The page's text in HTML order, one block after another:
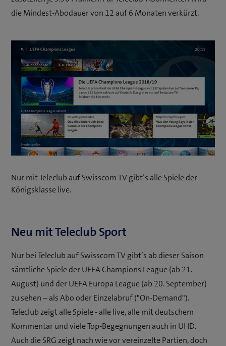
die Mindest-Abodauer von 12 auf 6 Monaten verkürzt.
Nur mit Teleclub auf Swisscom TV gibt’s alle Spiele der
Königsklasse live.
Neu mit Teleclub Sport
Nur bei Teleclub auf Swisscom TV gibt’s ab dieser Saison
sämtliche Spiele der UEFA Champions League (ab 21.
August) und der UEFA Europa League (ab 20. September)
zu sehen – als Abo oder Einzelabruf ("On-Demand").
Teleclub zeigt alle Spiele - alle live, alle mit deutschem
Kommentar und viele Top-Begegnungen auch in UHD.
Auch die SRG zeigt nach wie vor vereinzelte Partien, doch